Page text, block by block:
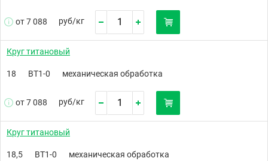
от 7 088 руб/кг
Круг титановый
18 ВТ1-0 механическая обработка
от 7 088 руб/кг
Круг титановый
18,5 ВТ1-0 механическая обработка